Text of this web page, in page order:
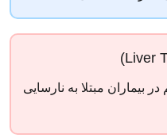
بیماران مبتلا به نارسایی